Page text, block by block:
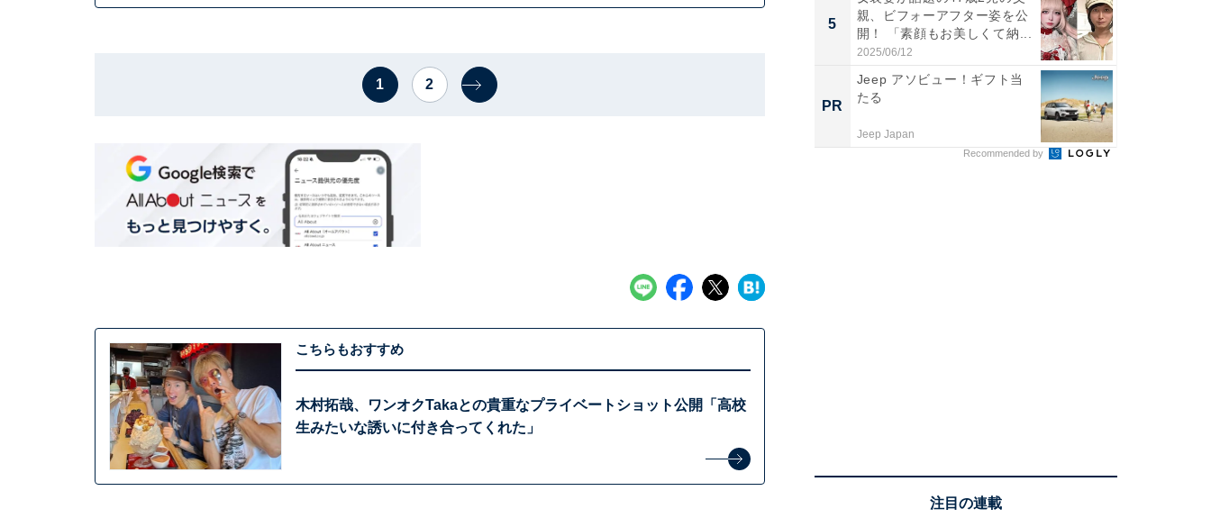
1 2
こちらもおすすめ
木村拓哉、ワンオクTakaとの貴重なプライベートショット公開「高校
生みたいな誘いに付き合ってくれた」
5
親、ビフォーアフター姿を公
開！ 「素顔もお美しくて納...
2025/06/12
PR
Jeep アソビュー！ギフト当
たる
Jeep Japan
Recommended by
注目の連載